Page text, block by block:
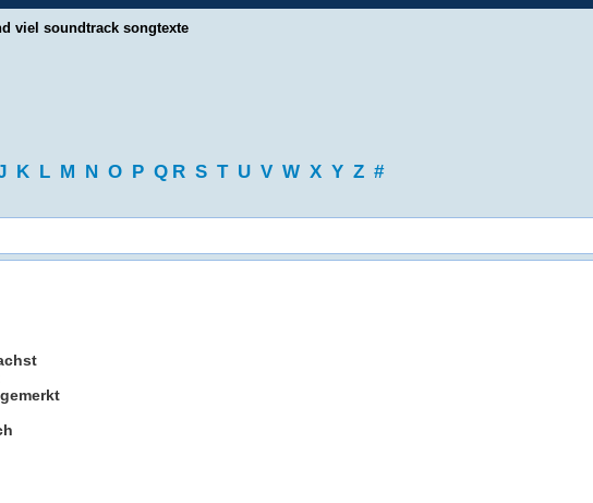
viel soundtrack songtexte
K L M N O P Q R S T U V W X Y Z #